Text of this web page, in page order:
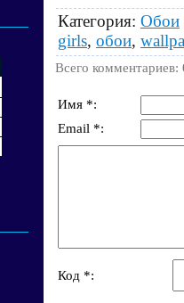
Категория: Обои
girls, обои,
Всего комментариев:
Имя *:
Email *:
Код *: